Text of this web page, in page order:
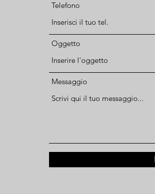
Telefono
Oggetto
Messaggio